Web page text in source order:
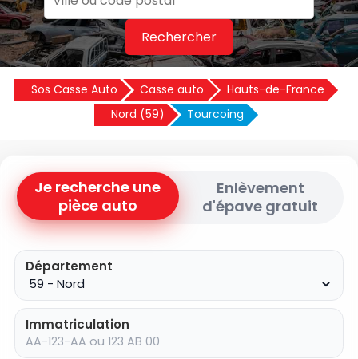
Rechercher
Sos Casse Auto Casse auto
Hauts-de-France
Nord (59)
Tourcoing
Je recherche une
pièce auto
Enlèvement
d'épave gratuit
Département
Immatriculation